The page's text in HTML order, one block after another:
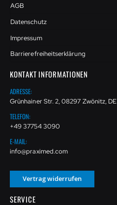
AGB
Datenschutz
Impressum
Barrierefreiheitserklärung
KONTAKT INFORMATIONEN
ADRESSE:
Grünhainer Str. 2, 08297 Zwönitz, DE
TELEFON:
+49 37754 3090
E-MAIL:
info@praximed.com
Vertrag widerrufen
SERVICE